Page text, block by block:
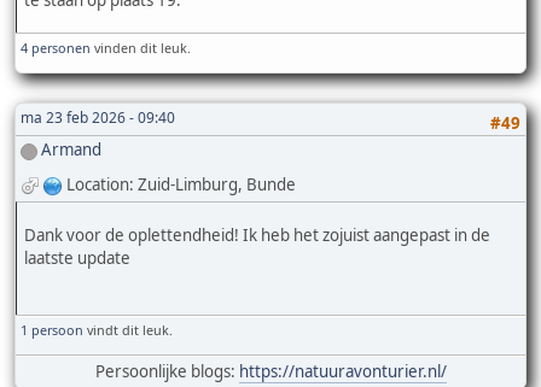
4 personen vinden dit leuk.
ma 23 feb 2026 - 09:40
#49
Armand
Location: Zuid-Limburg, Bunde
Dank voor de oplettendheid! Ik heb het zojuist aangepast in de
laatste update
1 persoon vindt dit leuk.
Persoonlijke blogs: https://natuuravonturier.nl/